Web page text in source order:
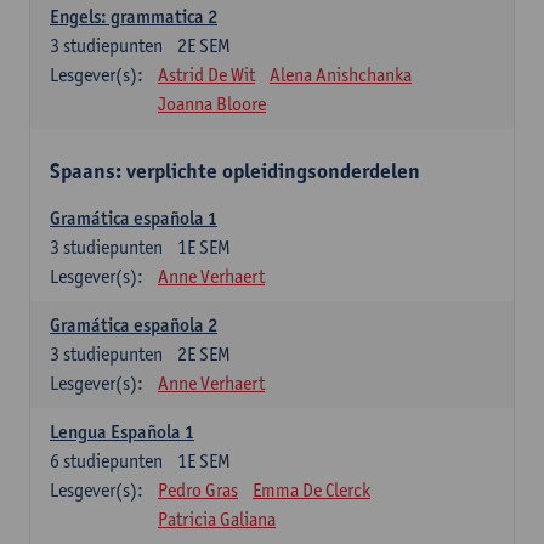
Engels: grammatica 2
2E SEM
3 studiepunten
Lesgever(s):
Astrid De Wit
Alena Anishchanka
Joanna Bloore
Spaans: verplichte opleidingsonderdelen
Gramática española 1
1E SEM
3 studiepunten
Lesgever(s):
Anne Verhaert
Gramática española 2
2E SEM
3 studiepunten
Lesgever(s):
Anne Verhaert
Lengua Española 1
1E SEM
6 studiepunten
Lesgever(s):
Pedro Gras
Emma De Clerck
Patricia Galiana